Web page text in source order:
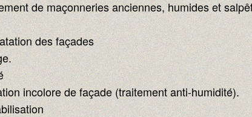
de maçonneries anciennes, humides et
des façades
incolore de façade (traitement anti-humidité).